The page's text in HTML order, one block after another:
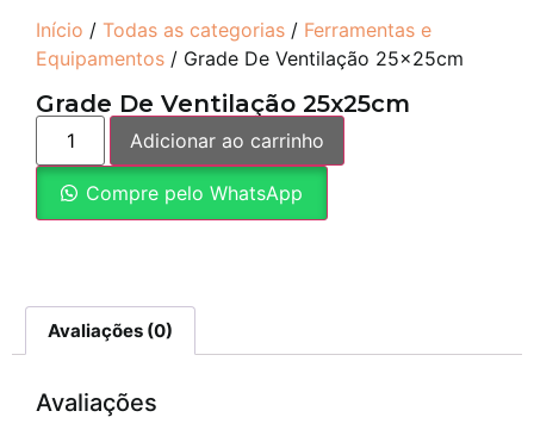
Início / Todas as categorias / Ferramentas e
Equipamentos / Grade De Ventilação 25x25cm
Grade De Ventilação 25x25cm
Adicionar ao carrinho
Compre pelo WhatsApp
Avaliações (0)
Avaliações